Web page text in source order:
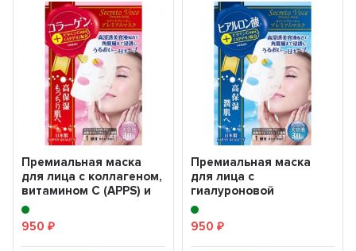
Премиальная маска
для лица с коллагеном,
витамином С (APPS) и
растительными э...
950₽
Премиальная маска
для лица с
гиалуроновой
кислотой, витамином С
(APPS) и раст...
950 ₽